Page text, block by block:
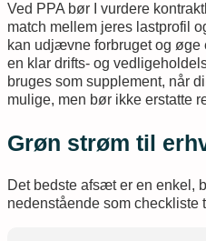
Ved PPA bør I vurdere
match mellem jeres lastprofil
kan udjævne forbruget og
en klar drifts- og
bruges som supplement, når
mulige, men bør ikke erstatte
Grøn strøm til
Det bedste afsæt er en enkel,
nedenstående som checkliste